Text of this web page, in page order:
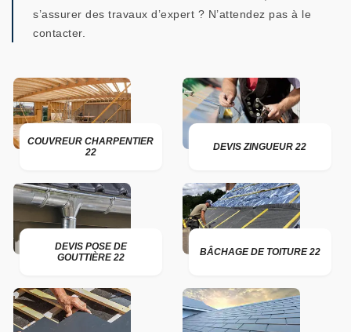
s’assurer des travaux d’expert ? N’attendez pas à le
contacter.
COUVREUR CHARPENTIER
22
DEVIS ZINGUEUR 22
DEVIS POSE DE
GOUTTIÈRE 22
BÂCHAGE DE TOITURE 22